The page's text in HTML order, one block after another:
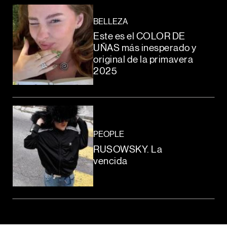
BELLEZA
Este es el COLOR DE
UÑAS más inesperado y
original de la primavera
2025
PEOPLE
RUSOWSKY. La
vencida